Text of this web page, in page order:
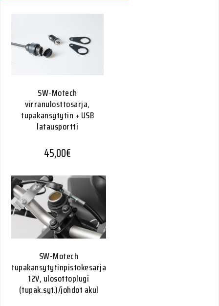
SW-Motech
virranulosttosarja,
tupakansytytin + USB
latausportti
45,00€
SW-Motech
tupakansytytinpistokesarja
12V, ulosottoplugi
(tupak.syt.)/johdot akul